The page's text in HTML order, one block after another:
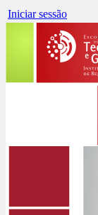
Iniciar sessão